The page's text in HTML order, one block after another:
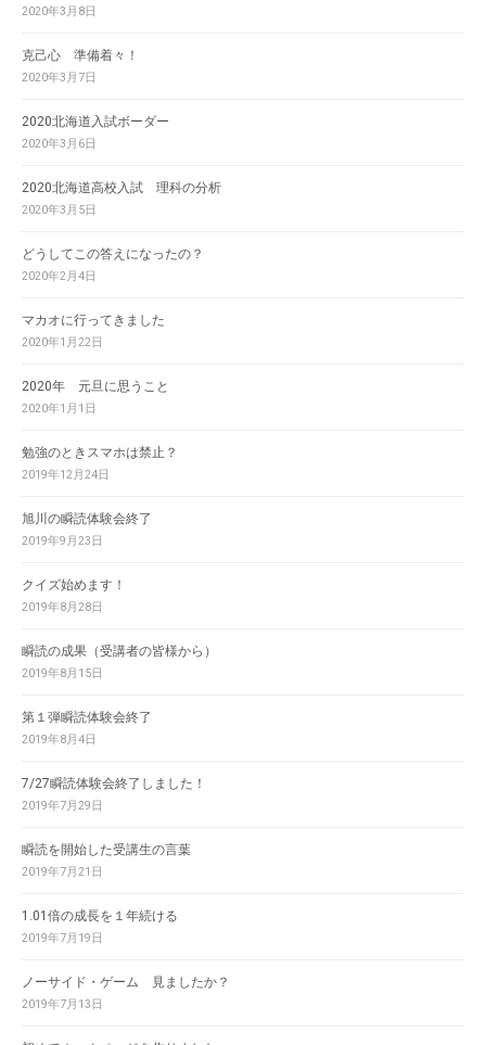
2020年3月8日
克己心 準備着々！
2020年3月7日
2020北海道入試ボーダー
2020年3月6日
2020北海道高校入試 理科の分析
2020年3月5日
どうしてこの答えになったの？
2020年2月4日
マカオに行ってきました
2020年1月22日
2020年 元旦に思うこと
2020年1月1日
勉強のときスマホは禁止？
2019年12月24日
旭川の瞬読体験会終了
2019年9月23日
クイズ始めます！
2019年8月28日
瞬読の成果（受講者の皆様から）
2019年8月15日
第１弾瞬読体験会終了
2019年8月4日
7/27瞬読体験会終了しました！
2019年7月29日
瞬読を開始した受講生の言葉
2019年7月21日
1.01倍の成長を１年続ける
2019年7月19日
ノーサイド・ゲーム 見ましたか？
2019年7月13日